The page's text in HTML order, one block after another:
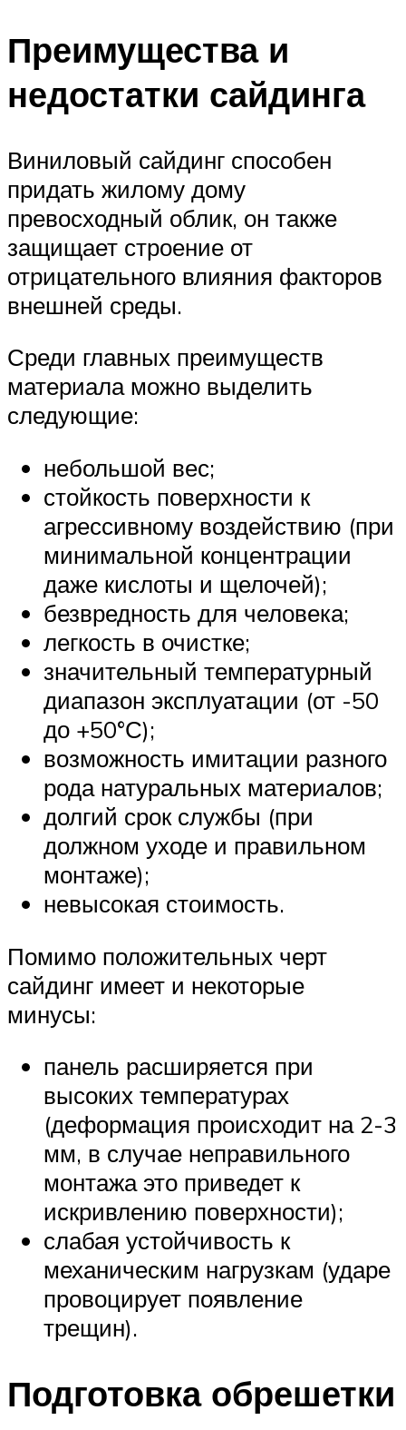
Преимущества и
недостатки сайдинга
Виниловый сайдинг способен
придать жилому дому
превосходный облик, он также
защищает строение от
отрицательного влияния факторов
внешней среды.
Среди главных преимуществ
материала можно выделить
следующие:
небольшой вес;
стойкость поверхности к
агрессивному воздействию (при
минимальной концентрации
даже кислоты и щелочей);
безвредность для человека;
легкость в очистке;
значительный температурный
диапазон эксплуатации (от -50
до +50°С);
возможность имитации разного
рода натуральных материалов;
долгий срок службы (при
должном уходе и правильном
монтаже);
невысокая стоимость.
Помимо положительных черт
сайдинг имеет и некоторые
минусы:
панель расширяется при
высоких температурах
(деформация происходит на 2-3
мм, в случае неправильного
монтажа это приведет к
искривлению поверхности);
слабая устойчивость к
механическим нагрузкам (ударе
провоцирует появление
трещин).
Подготовка обрешетки